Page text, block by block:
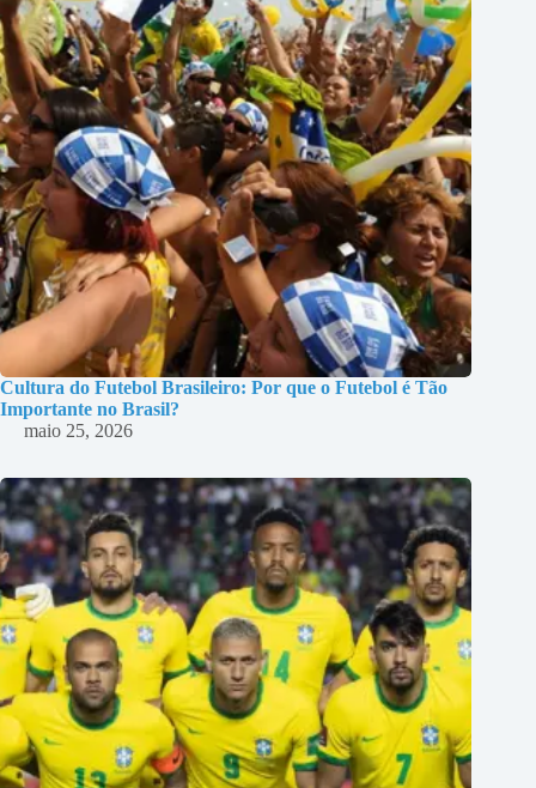
Cultura do Futebol Brasileiro: Por que o Futebol é Tão
Importante no Brasil?
maio 25, 2026